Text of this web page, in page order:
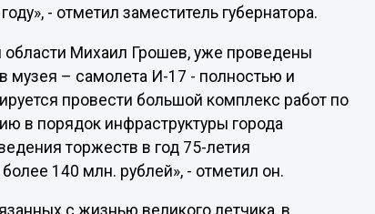
- отметил заместитель губернатора.
Михаил Грошев, уже проведены
музея – самолета И-17 - полностью и
провести большой комплекс работ по
в порядок инфраструктуры города
торжеств в год 75-летия
140 млн. рублей», - отметил он.